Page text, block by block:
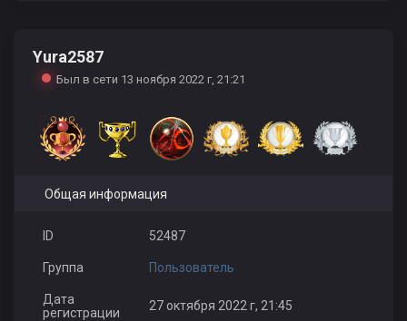
Yura2587
Был в сети 13 ноября 2022 г, 21:21
Общая информация
ID 52487
Группа Пользователь
Дата
регистрации
27 октября 2022 г, 21:45